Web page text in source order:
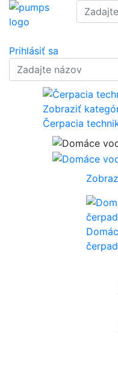
Prihlásiť sa
Zobraziť
Čerpacia